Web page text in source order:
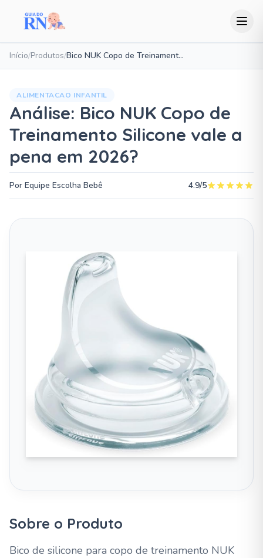
Início/Produtos/ Bico NUK Copo de Treinamento Silicone
ALIMENTACAO INFANTIL
Análise: Bico NUK Copo de
Treinamento Silicone vale a
pena em 2026?
Por Equipe Escolha Bebê 4.9/5
Sobre o Produto
Bico de silicone para copo de treinamento NUK